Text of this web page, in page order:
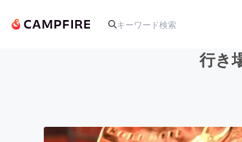
行き